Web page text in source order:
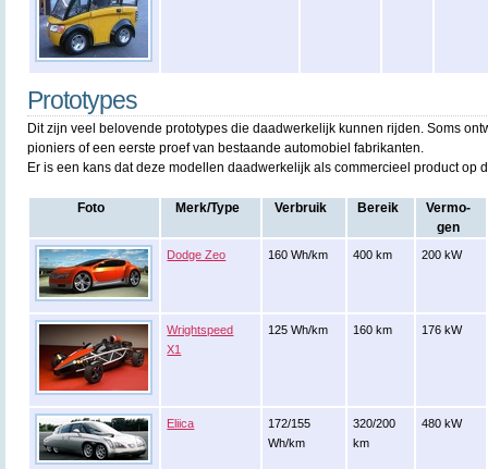
Prototypes
Dit zijn veel belovende prototypes die daadwerkelijk kunnen rijden. Soms
pioniers of een eerste proef van bestaande automobiel fabrikanten.
Er is een kans dat deze modellen daadwerkelijk als commercieel product op
Foto Merk/Type Verbruik Bereik
Vermo-
gen
Dodge Zeo 160 Wh/km 400 km 200 kW
Wrightspeed
X1
125 Wh/km 160 km 176 kW
Eliica
172/155
Wh/km
320/200
km
480 kW